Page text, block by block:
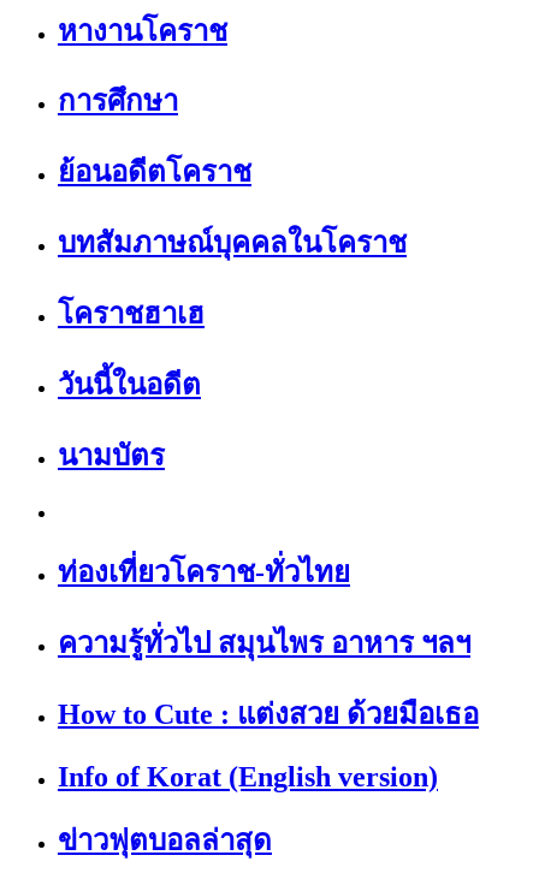
หางานโคราช
การศึกษา
ย้อนอดีตโคราช
บทสัมภาษณ์บุคคลในโคราช
โคราชฮาเฮ
วันนี้ในอดีต
นามบัตร
ท่องเที่ยวโคราช-ทั่วไทย
ความรู้ทั่วไป สมุนไพร อาหาร ฯลฯ
How to Cute : แต่งสวย ด้วยมือเธอ
Info of Korat (English version)
ข่าวฟุตบอลล่าสุด